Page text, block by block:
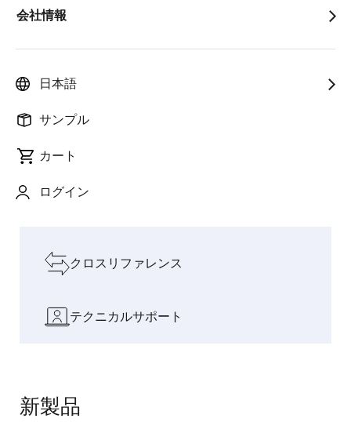
会社情報
日本語
サンプル
カート
ログイン
人と社会を支
ションで成長 の時代 のAI搭載IHクッキング
AIと現実
なぐ架け
pause
ソフトウェアとツール
クロスリファレンス
テクニカルサポート
新製品